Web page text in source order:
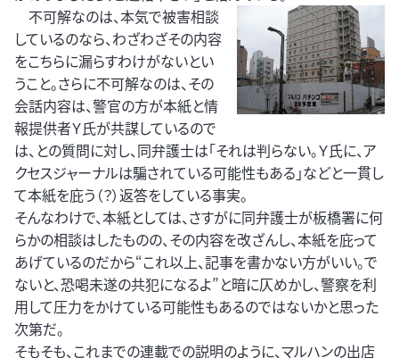
不可解なのは、本気で被害相談
しているのなら、わざわざその内容
をこちらに漏らすわけがないとい
うこと。さらに不可解なのは、その
会話内容は、警官の方が本紙と情
報提供者Ｙ氏が共謀しているので
は、との質問に対し、同弁護士は「それは判らない。Ｙ氏に、ア
クセスジャーナルは騙されている可能性もある」などと一貫し
て本紙を庇う（？）返答をしている事実。
そんなわけで、本紙としては、さすがに同弁護士が板橋署に何
らかの相談はしたものの、その内容を改ざんし、本紙を庇って
あげているのだから“これ以上、記事を書かない方がいい。で
ないと、恐喝未遂の共犯になるよ”と暗に仄めかし、警察を利
用して圧力をかけている可能性もあるのではないかと思った
次第だ。
そもそも、これまでの連載での説明のように、マルハンの出店